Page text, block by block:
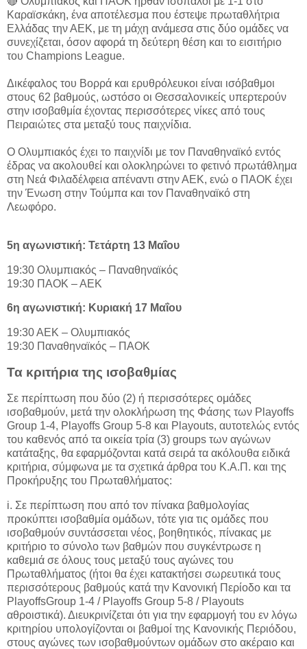
Καραϊσκάκη, ένα αποτέλεσμα που έστεψε πρωταθλήτρια
Ελλάδας την ΑΕΚ, με τη μάχη ανάμεσα στις δύο ομάδες να
συνεχίζεται, όσον αφορά τη δεύτερη θέση και το εισιτήριο
του Champions League.
Δικέφαλος του Βορρά και ερυθρόλευκοι είναι ισόβαθμοι
στους 62 βαθμούς, ωστόσο οι Θεσσαλονικείς υπερτερούν
στην ισοβαθμία έχοντας περισσότερες νίκες από τους
Πειραιώτες στα μεταξύ τους παιχνίδια.
Ο Ολυμπιακός έχει το παιχνίδι με τον Παναθηναϊκό εντός
έδρας να ακολουθεί και ολοκληρώνει το φετινό πρωτάθλημα
στη Νεά Φιλαδέλφεια απέναντι στην ΑΕΚ, ενώ ο ΠΑΟΚ έχει
την Ένωση στην Τούμπα και τον Παναθηναϊκό στη
Λεωφόρο.
5η αγωνιστική: Τετάρτη 13 Μαΐου
19:30 Ολυμπιακός – Παναθηναϊκός
19:30 ΠΑΟΚ – ΑΕΚ
6η αγωνιστική: Κυριακή 17 Μαΐου
19:30 ΑΕΚ – Ολυμπιακός
19:30 Παναθηναϊκός – ΠΑΟΚ
Τα κριτήρια της ισοβαθμίας
Σε περίπτωση που δύο (2) ή περισσότερες ομάδες
ισοβαθμούν, μετά την ολοκλήρωση της Φάσης των Playoffs
Group 1-4, Playoffs Group 5-8 και Playouts, αυτοτελώς εντός
του καθενός από τα οικεία τρία (3) groups των αγώνων
κατάταξης, θα εφαρμόζονται κατά σειρά τα ακόλουθα ειδικά
κριτήρια, σύμφωνα με τα σχετικά άρθρα του Κ.Α.Π. και της
Προκήρυξης του Πρωταθλήματος:
i. Σε περίπτωση που από τον πίνακα βαθμολογίας
προκύπτει ισοβαθμία ομάδων, τότε για τις ομάδες που
ισοβαθμούν συντάσσεται νέος, βοηθητικός, πίνακας με
κριτήριο το σύνολο των βαθμών που συγκέντρωσε η
καθεμιά σε όλους τους μεταξύ τους αγώνες του
Πρωταθλήματος (ήτοι θα έχει κατακτήσει σωρευτικά τους
περισσότερους βαθμούς κατά την Κανονική Περίοδο και τα
PlayoffsGroup 1-4 / Playoffs Group 5-8 / Playouts
αθροιστικά). Διευκρινίζεται ότι για την εφαρμογή του εν λόγω
κριτηρίου υπολογίζονται οι βαθμοί της Κανoνικής Περιόδου,
στους αγώνες των ισοβαθμούντων ομάδων στο ακέραιο και